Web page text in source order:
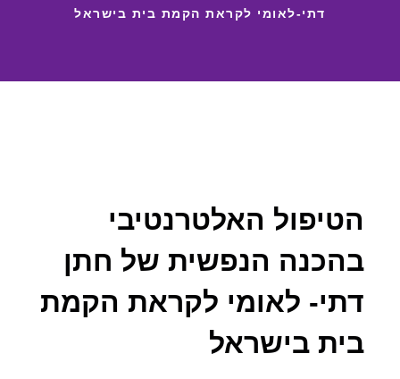
דתי-לאומי לקראת הקמת בית בישראל
הטיפול האלטרנטיבי
בהכנה הנפשית של חתן
דתי- לאומי לקראת הקמת
בית בישראל